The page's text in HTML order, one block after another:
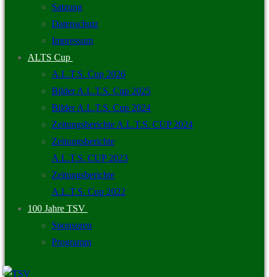
Satzung
Datenschutz
Impressum
ALTS Cup
A.L.T.S. Cup 2026
Bilder A.L.T.S. Cup 2025
Bilder A.L.T.S. Cup 2024
Zeitungsberichte A.L.T.S. CUP 2024
Zeitungsberichte
A.L.T.S. CUP 2023
Zeitungsberichte
A.L.T.S. Cup 2022
100 Jahre TSV
Sponsoren
Programm